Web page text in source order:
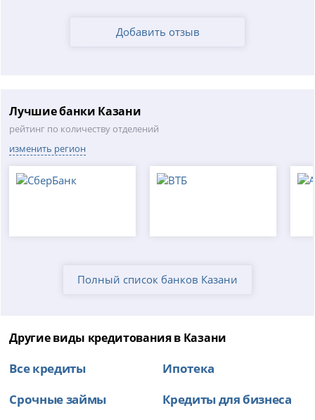
Добавить отзыв
Лучшие банки Казани
рейтинг по количеству отделений
изменить регион
Полный список банков Казани
Другие виды кредитования в Казани
Все кредиты
Срочные займы
Ипотека
Кредиты для бизнеса